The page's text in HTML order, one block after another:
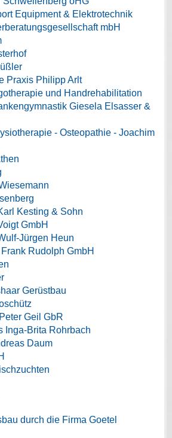
Equipment & Elektrotechnik
mbH
Praxis Philipp Arlt
und Handrehabilitation
Giesela Elsasser &
- Osteopathie - Joachim
Kesting & Sohn
GmbH
Jürgen Heun
Rudolph GmbH
Gerüstbau
Geil GbR
Inga-Brita Rohrbach
Daum
durch die Firma Goetel